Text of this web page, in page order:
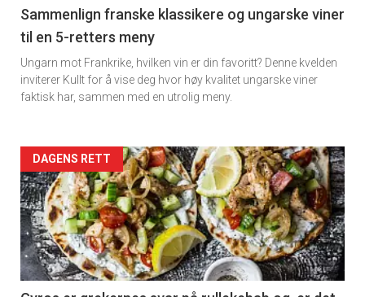
5
Sammenlign franske klassikere og ungarske viner
til en 5-retters meny
Ungarn mot Frankrike, hvilken vin er din favoritt? Denne kvelden
inviterer Kullt for å vise deg hvor høy kvalitet ungarske viner
faktisk har, sammen med en utrolig meny.
Forsiden
akkurat
nå
-
DAGENS RETT